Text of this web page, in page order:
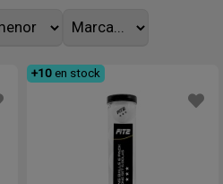
+10 en stock